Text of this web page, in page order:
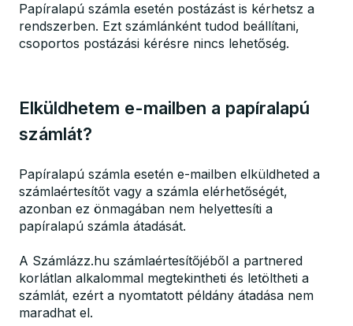
Papíralapú számla esetén postázást is kérhetsz a
rendszerben. Ezt számlánként tudod beállítani,
csoportos postázási kérésre nincs lehetőség.
Elküldhetem e-mailben a papíralapú
számlát?
Papíralapú számla esetén e-mailben elküldheted a
számlaértesítőt vagy a számla elérhetőségét,
azonban ez önmagában nem helyettesíti a
papíralapú számla átadását.
A Számlázz.hu számlaértesítőjéből a partnered
korlátlan alkalommal megtekintheti és letöltheti a
számlát, ezért a nyomtatott példány átadása nem
maradhat el.